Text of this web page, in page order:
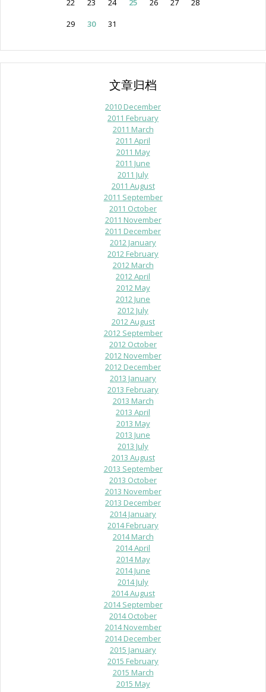
22 23 24 25 26 27
28
29
30 31
文章归档
2010 December
2011 February
2011 March
2011 April
2011 May
2011 June
2011 July
2011 August
2011 September
2011 October
2011 November
2011 December
2012 January
2012 February
2012 March
2012 April
2012 May
2012 June
2012 July
2012 August
2012 September
2012 October
2012 November
2012 December
2013 January
2013 February
2013 March
2013 April
2013 May
2013 June
2013 July
2013 August
2013 September
2013 October
2013 November
2013 December
2014 January
2014 February
2014 March
2014 April
2014 May
2014 June
2014 July
2014 August
2014 September
2014 October
2014 November
2014 December
2015 January
2015 February
2015 March
2015 May